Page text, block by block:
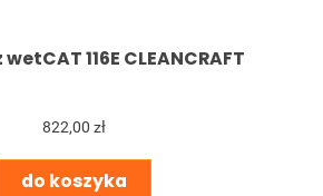
116E CLEANCRAFT
822,00 zł
do koszyka